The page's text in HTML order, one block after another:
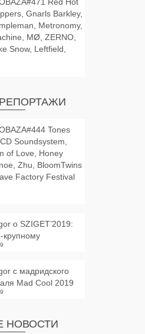
Gnarls Barkley,
Metronomy,
MØ, ZERNO,
Snow, Leftfield,
Tones
Soundsystem,
of Love, Honey
Zhu, BloomTwins
Factory Festival
о SZIGET’2019:
крупному
с мадридского
Mad Cool 2019
НОВОСТИ